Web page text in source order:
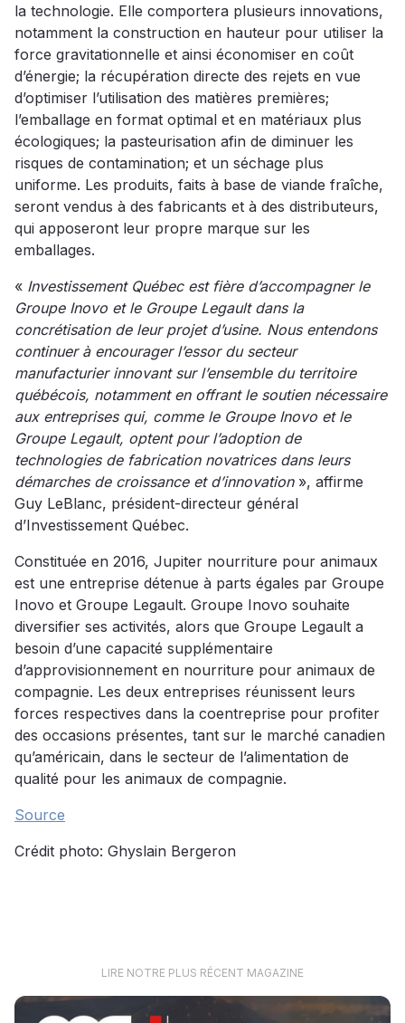
la technologie. Elle comportera plusieurs innovations,
notamment la construction en hauteur pour utiliser la
force gravitationnelle et ainsi économiser en coût
d’énergie; la récupération directe des rejets en vue
d’optimiser l’utilisation des matières premières;
l’emballage en format optimal et en matériaux plus
écologiques; la pasteurisation afin de diminuer les
risques de contamination; et un séchage plus
uniforme. Les produits, faits à base de viande fraîche,
seront vendus à des fabricants et à des distributeurs,
qui apposeront leur propre marque sur les
emballages.
« Investissement Québec est fière d’accompagner le
Groupe Inovo et le Groupe Legault dans la
concrétisation de leur projet d’usine. Nous entendons
continuer à encourager l’essor du secteur
manufacturier innovant sur l’ensemble du territoire
québécois, notamment en offrant le soutien nécessaire
aux entreprises qui, comme le Groupe Inovo et le
Groupe Legault, optent pour l’adoption de
technologies de fabrication novatrices dans leurs
démarches de croissance et d’innovation», affirme
Guy LeBlanc, président-directeur général
d’Investissement Québec.
Constituée en 2016, Jupiter nourriture pour animaux
est une entreprise détenue à parts égales par Groupe
Inovo et Groupe Legault. Groupe Inovo souhaite
diversifier ses activités, alors que Groupe Legault a
besoin d’une capacité supplémentaire
d’approvisionnement en nourriture pour animaux de
compagnie. Les deux entreprises réunissent leurs
forces respectives dans la coentreprise pour profiter
des occasions présentes, tant sur le marché canadien
qu’américain, dans le secteur de l’alimentation de
qualité pour les animaux de compagnie.
Source
Crédit photo: Ghyslain Bergeron
LIRE NOTRE PLUS RÉCENT MAGAZINE